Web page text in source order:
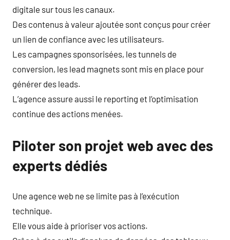
digitale sur tous les canaux.
Des contenus à valeur ajoutée sont conçus pour créer
un lien de confiance avec les utilisateurs.
Les campagnes sponsorisées, les tunnels de
conversion, les lead magnets sont mis en place pour
générer des leads.
L’agence assure aussi le reporting et l’optimisation
continue des actions menées.
Piloter son projet web avec des
experts dédiés
Une agence web ne se limite pas à l’exécution
technique.
Elle vous aide à prioriser vos actions.